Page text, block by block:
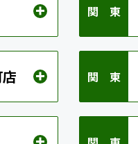
関 東
関 東